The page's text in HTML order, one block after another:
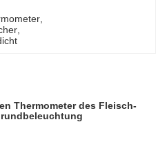
Thermometer des Fleisch-